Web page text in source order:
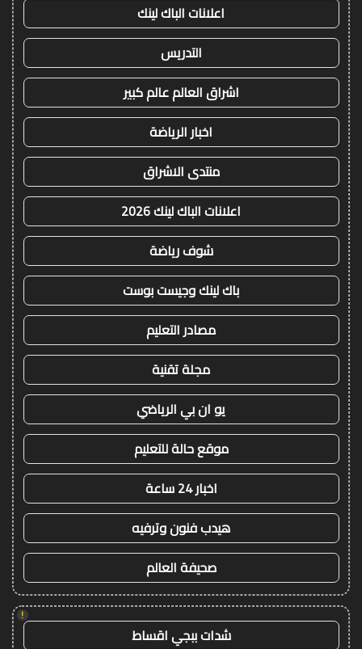
اعلانات الباك لينك
التدريس
اشراق العالم عالم كبير
اخبار الرياضة
منتدى الاشراق
اعلانات الباك لينك 2026
شوف رياضة
باك لينك وجيست بوست
مصادر التعليم
مجلة تقنية
يو ان بي الرياضي
موقع حالة للتعليم
اخبار 24 ساعة
هيدب فنون وترفيه
صحيفة العالم
!
شدات ببجي اقساط